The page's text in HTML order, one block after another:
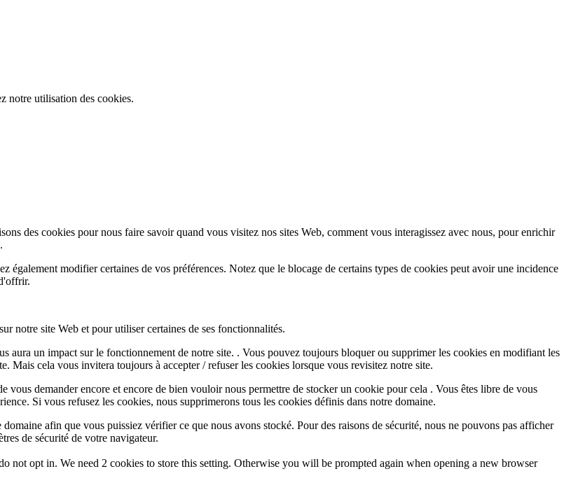
notre utilisation des cookies.
des cookies pour nous faire savoir quand vous visitez nos sites Web, comment vous interagissez avec nous, pour enrichir
modifier certaines de vos préférences. Notez que le blocage de certains types de cookies peut avoir une incidence
notre site Web et pour utiliser certaines de ses fonctionnalités.
aura un impact sur le fonctionnement de notre site. . Vous pouvez toujours bloquer ou supprimer les cookies en modifiant les
Mais cela vous invitera toujours à accepter / refuser les cookies lorsque vous revisitez notre site.
vous demander encore et encore de bien vouloir nous permettre de stocker un cookie pour cela . Vous êtes libre de vous
Si vous refusez les cookies, nous supprimerons tous les cookies définis dans notre domaine.
afin que vous puissiez vérifier ce que nous avons stocké. Pour des raisons de sécurité, nous ne pouvons pas afficher
de sécurité de votre navigateur.
not opt in. We need 2 cookies to store this setting. Otherwise you will be prompted again when opening a new browser